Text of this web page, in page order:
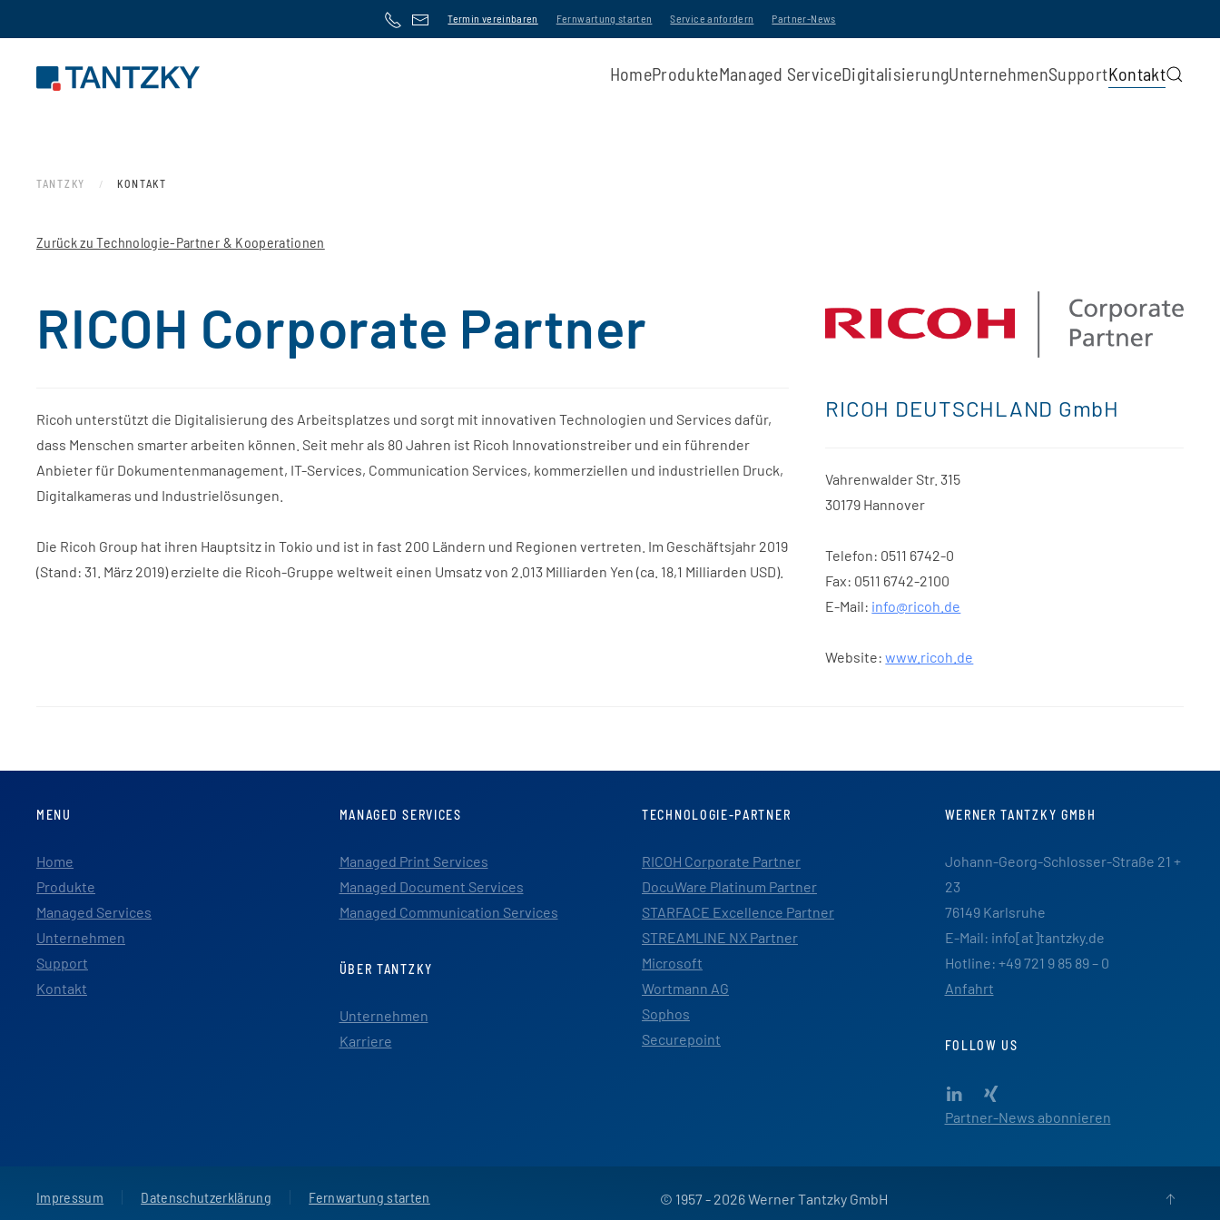
Zum Hauptinhalt springen
Termin vereinbaren Fernwartung starten Service anfordern Partner-News
HomeProdukteManaged ServiceDigitalisierungUnternehmenSupportKontakt
TANTZKY KONTAKT
Zurück zu Technologie-Partner & Kooperationen
RICOH Corporate Partner
Ricoh unterstützt die Digitalisierung des Arbeitsplatzes und sorgt mit innovativen Technologien und Services dafür,
dass Menschen smarter arbeiten können. Seit mehr als 80 Jahren ist Ricoh Innovationstreiber und ein führender
Anbieter für Dokumentenmanagement, IT-Services, Communication Services, kommerziellen und industriellen Druck,
Digitalkameras und Industrielösungen.
Die Ricoh Group hat ihren Hauptsitz in Tokio und ist in fast 200 Ländern und Regionen vertreten. Im Geschäftsjahr 2019
(Stand: 31. März 2019) erzielte die Ricoh-Gruppe weltweit einen Umsatz von 2.013 Milliarden Yen (ca. 18,1 Milliarden USD).
RICOH DEUTSCHLAND GmbH
Vahrenwalder Str. 315
30179 Hannover
Telefon: 0511 6742-0
Fax: 0511 6742-2100
E-Mail: info@ricoh.de
Website:www.ricoh.de
MENU
Home
Produkte
Managed Services
Unternehmen
Support
Kontakt
MANAGED SERVICES
Managed Print Services
Managed Document Services
Managed Communication Services
ÜBER TANTZKY
Unternehmen
Karriere
TECHNOLOGIE-PARTNER
RICOH Corporate Partner
DocuWare Platinum Partner
STARFACE Excellence Partner
STREAMLINE NX Partner
Microsoft
Wortmann AG
Sophos
Securepoint
WERNER TANTZKY GMBH
Johann-Georg-Schlosser-Straße 21 +
23
76149 Karlsruhe
E-Mail: info[at]tantzky.de
Hotline: +49 721 9 85 89 – 0
Anfahrt
FOLLOW US
Partner-News abonnieren
Impressum Datenschutzerklärung Fernwartung starten © 1957 - 2026 Werner Tantzky GmbH